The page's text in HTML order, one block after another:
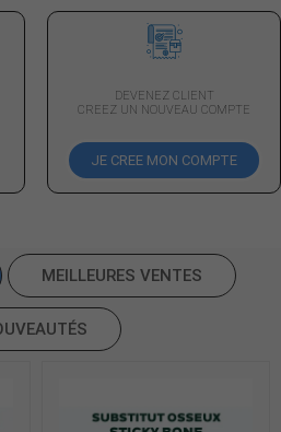
DEVENEZ CLIENT
CREEZ UN NOUVEAU COMPTE
JE CREE MON COMPTE
MEILLEURES VENTES